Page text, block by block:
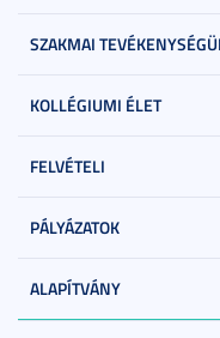
SZAKMAI
KOLLÉGIUMI ÉLET
FELVÉTELI
PÁLYÁZATOK
ALAPÍTVÁNY